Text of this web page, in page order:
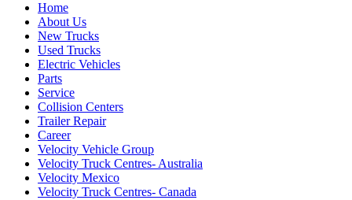
Home
About Us
New Trucks
Used Trucks
Electric Vehicles
Parts
Service
Collision Centers
Trailer Repair
Career
Velocity Vehicle Group
Velocity Truck Centres- Australia
Velocity Mexico
Velocity Truck Centres- Canada